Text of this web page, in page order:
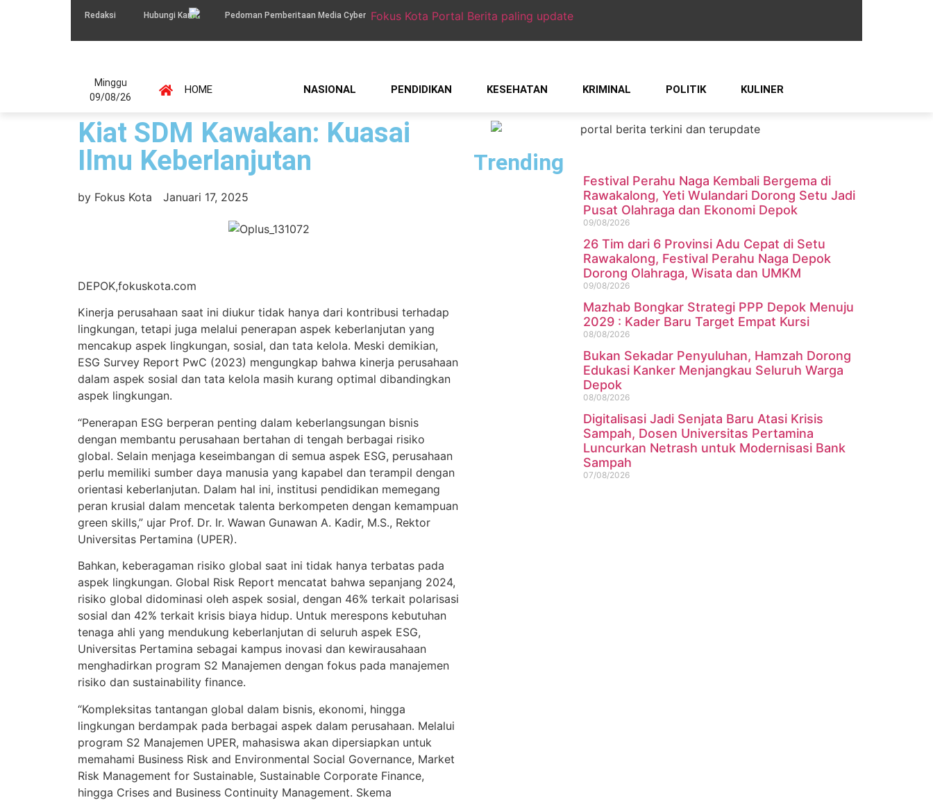
Redaksi Hubungi Kami Pedoman Pemberitaan Media Cyber
Minggu
09/08/26
HOME NASIONAL PENDIDIKAN KESEHATAN KRIMINAL POLITIK KULINER
Kiat SDM Kawakan: Kuasai
Ilmu Keberlanjutan
by Fokus Kota Januari 17, 2025
DEPOK,fokuskota.com
Kinerja perusahaan saat ini diukur tidak hanya dari kontribusi terhadap
lingkungan, tetapi juga melalui penerapan aspek keberlanjutan yang
mencakup aspek lingkungan, sosial, dan tata kelola. Meski demikian,
ESG Survey Report PwC (2023) mengungkap bahwa kinerja perusahaan
dalam aspek sosial dan tata kelola masih kurang optimal dibandingkan
aspek lingkungan.
“Penerapan ESG berperan penting dalam keberlangsungan bisnis
dengan membantu perusahaan bertahan di tengah berbagai risiko
global. Selain menjaga keseimbangan di semua aspek ESG, perusahaan
perlu memiliki sumber daya manusia yang kapabel dan terampil dengan
orientasi keberlanjutan. Dalam hal ini, institusi pendidikan memegang
peran krusial dalam mencetak talenta berkompeten dengan kemampuan
green skills,” ujar Prof. Dr. Ir. Wawan Gunawan A. Kadir, M.S., Rektor
Universitas Pertamina (UPER).
Bahkan, keberagaman risiko global saat ini tidak hanya terbatas pada
aspek lingkungan. Global Risk Report mencatat bahwa sepanjang 2024,
risiko global didominasi oleh aspek sosial, dengan 46% terkait polarisasi
sosial dan 42% terkait krisis biaya hidup. Untuk merespons kebutuhan
tenaga ahli yang mendukung keberlanjutan di seluruh aspek ESG,
Universitas Pertamina sebagai kampus inovasi dan kewirausahaan
menghadirkan program S2 Manajemen dengan fokus pada manajemen
risiko dan sustainability finance.
“Kompleksitas tantangan global dalam bisnis, ekonomi, hingga
lingkungan berdampak pada berbagai aspek dalam perusahaan. Melalui
program S2 Manajemen UPER, mahasiswa akan dipersiapkan untuk
memahami Business Risk and Environmental Social Governance, Market
Risk Management for Sustainable, Sustainable Corporate Finance,
hingga Crises and Business Continuity Management. Skema
Trending
Festival Perahu Naga Kembali Bergema di
Rawakalong, Yeti Wulandari Dorong Setu Jadi
Pusat Olahraga dan Ekonomi Depok
09/08/2026
26 Tim dari 6 Provinsi Adu Cepat di Setu
Rawakalong, Festival Perahu Naga Depok
Dorong Olahraga, Wisata dan UMKM
09/08/2026
Mazhab Bongkar Strategi PPP Depok Menuju
2029 : Kader Baru Target Empat Kursi
08/08/2026
Bukan Sekadar Penyuluhan, Hamzah Dorong
Edukasi Kanker Menjangkau Seluruh Warga
Depok
08/08/2026
Digitalisasi Jadi Senjata Baru Atasi Krisis
Sampah, Dosen Universitas Pertamina
Luncurkan Netrash untuk Modernisasi Bank
Sampah
07/08/2026